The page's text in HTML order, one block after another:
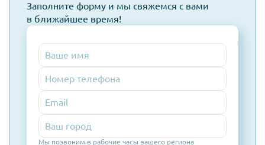
Заполните форму и мы свяжемся с вами
в ближайшее время!
Номер
телефона
Email
Мы позвоним в рабочие часы вашего региона